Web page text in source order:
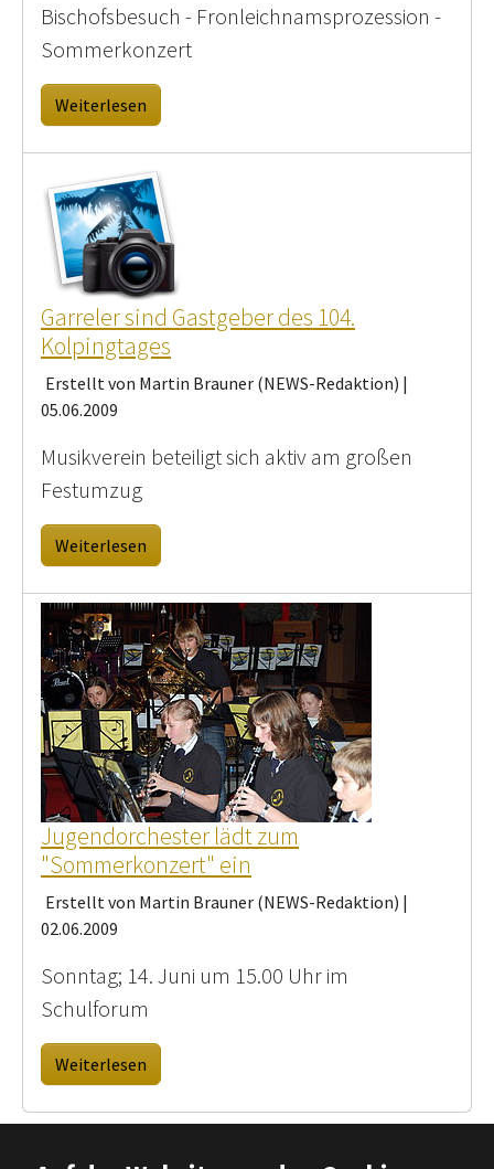
Bischofsbesuch - Fronleichnamsprozession -
Sommerkonzert
Weiterlesen
Garreler sind Gastgeber des 104.
Kolpingtages
Erstellt von Martin Brauner (NEWS-Redaktion) |
05.06.2009
Musikverein beteiligt sich aktiv am großen
Festumzug
Weiterlesen
Jugendorchester lädt zum
"Sommerkonzert" ein
Erstellt von Martin Brauner (NEWS-Redaktion) |
02.06.2009
Sonntag; 14. Juni um 15.00 Uhr im
Schulforum
Weiterlesen